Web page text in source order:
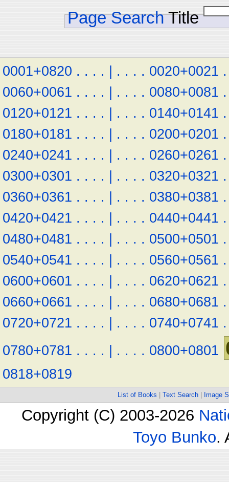
Page Search Title
0001+0820 . . . . | . . . . 0020+0021 .
0060+0061 . . . . | . . . . 0080+0081 .
0120+0121 . . . . | . . . . 0140+0141 .
0180+0181 . . . . | . . . . 0200+0201 .
0240+0241 . . . . | . . . . 0260+0261 .
0300+0301 . . . . | . . . . 0320+0321 .
0360+0361 . . . . | . . . . 0380+0381 .
0420+0421 . . . . | . . . . 0440+0441 .
0480+0481 . . . . | . . . . 0500+0501 .
0540+0541 . . . . | . . . . 0560+0561 .
0600+0601 . . . . | . . . . 0620+0621 .
0660+0661 . . . . | . . . . 0680+0681 .
0720+0721 . . . . | . . . . 0740+0741 .
0780+0781 . . . . | . . . . 0800+0801
0818+0819
List of Books Text Search Image
Copyright (C) 2003-2026
Toyo Bunko.